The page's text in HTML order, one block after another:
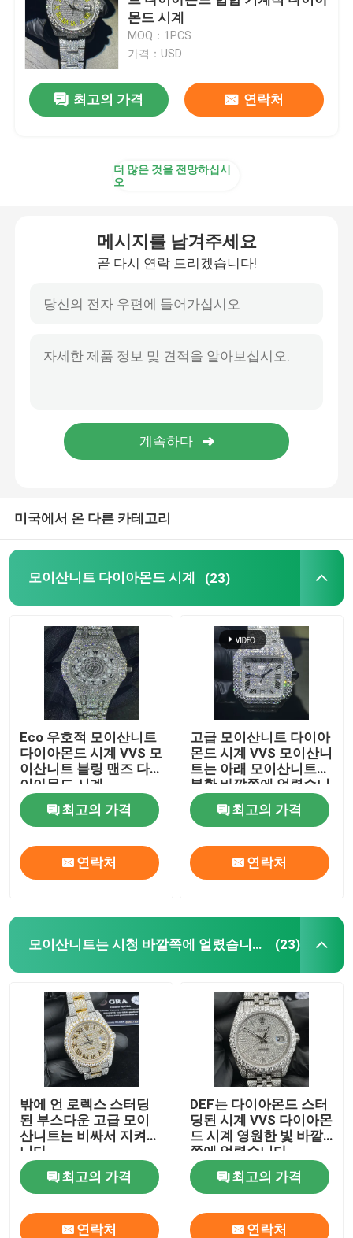
메시지를 남겨주세요
곧 다시 연락 드리겠습니다!
모이산니트는 시청 바깥쪽에 얼렸습니다
모이사나이트 시계
모이산니트 힙합 체인
모이산니트 쿠바 체인
모이산니트 AP통신은 지켜봅니다
몬드 시계
MOQ：1PCS
가격：USD
최고의 가격 연락처
더 많은 것을 전망하십시
오
메시지를 남겨주세요
곧 다시 연락 드리겠습니다!
미국에서 온 다른 카테고리
모이산니트 다이아몬드 시계 (23)
Eco 우호적 모이산니트
다이아몬드 시계 VVS 모
이산니트 블링 맨즈 다
이아몬드 시계
최고의 가격
연락처
고급 모이산니트 다이아
몬드 시계 VVS 모이산니
트는 아래 모이산니트
불황 바깥쪽에 얼렸습니
다
최고의 가격
연락처
모이산니트는 시청 바깥쪽에 얼렸습니다 (23)
밖에 언 로렉스 스터딩
된 부스다운 고급 모이
산니트는 비싸서 지켜봅
니다
최고의 가격
연락처
DEF는 다이아몬드 스터
딩된 시계 VVS 다이아몬
드 시계 영원한 빛 바깥
쪽에 얼렸습니다
최고의 가격
연락처